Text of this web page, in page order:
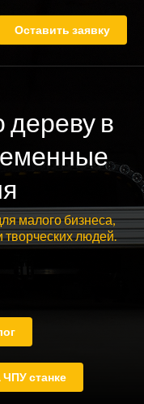
Оставить заявку
дереву в
малого бизнеса,
людей.
ЧПУ станке